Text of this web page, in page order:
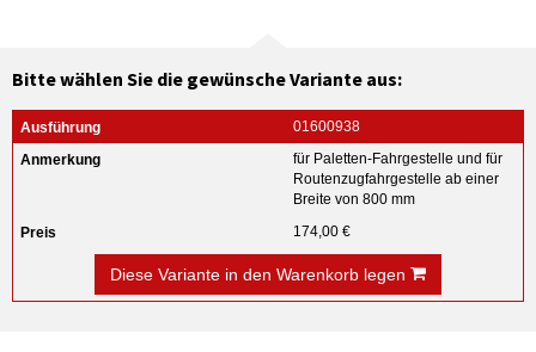
Bitte wählen Sie die gewünsche Variante aus:
01600938
für Paletten-Fahrgestelle und für
Routenzugfahrgestelle ab einer
Breite von 800 mm
174,00 €
Diese Variante in den Warenkorb legen